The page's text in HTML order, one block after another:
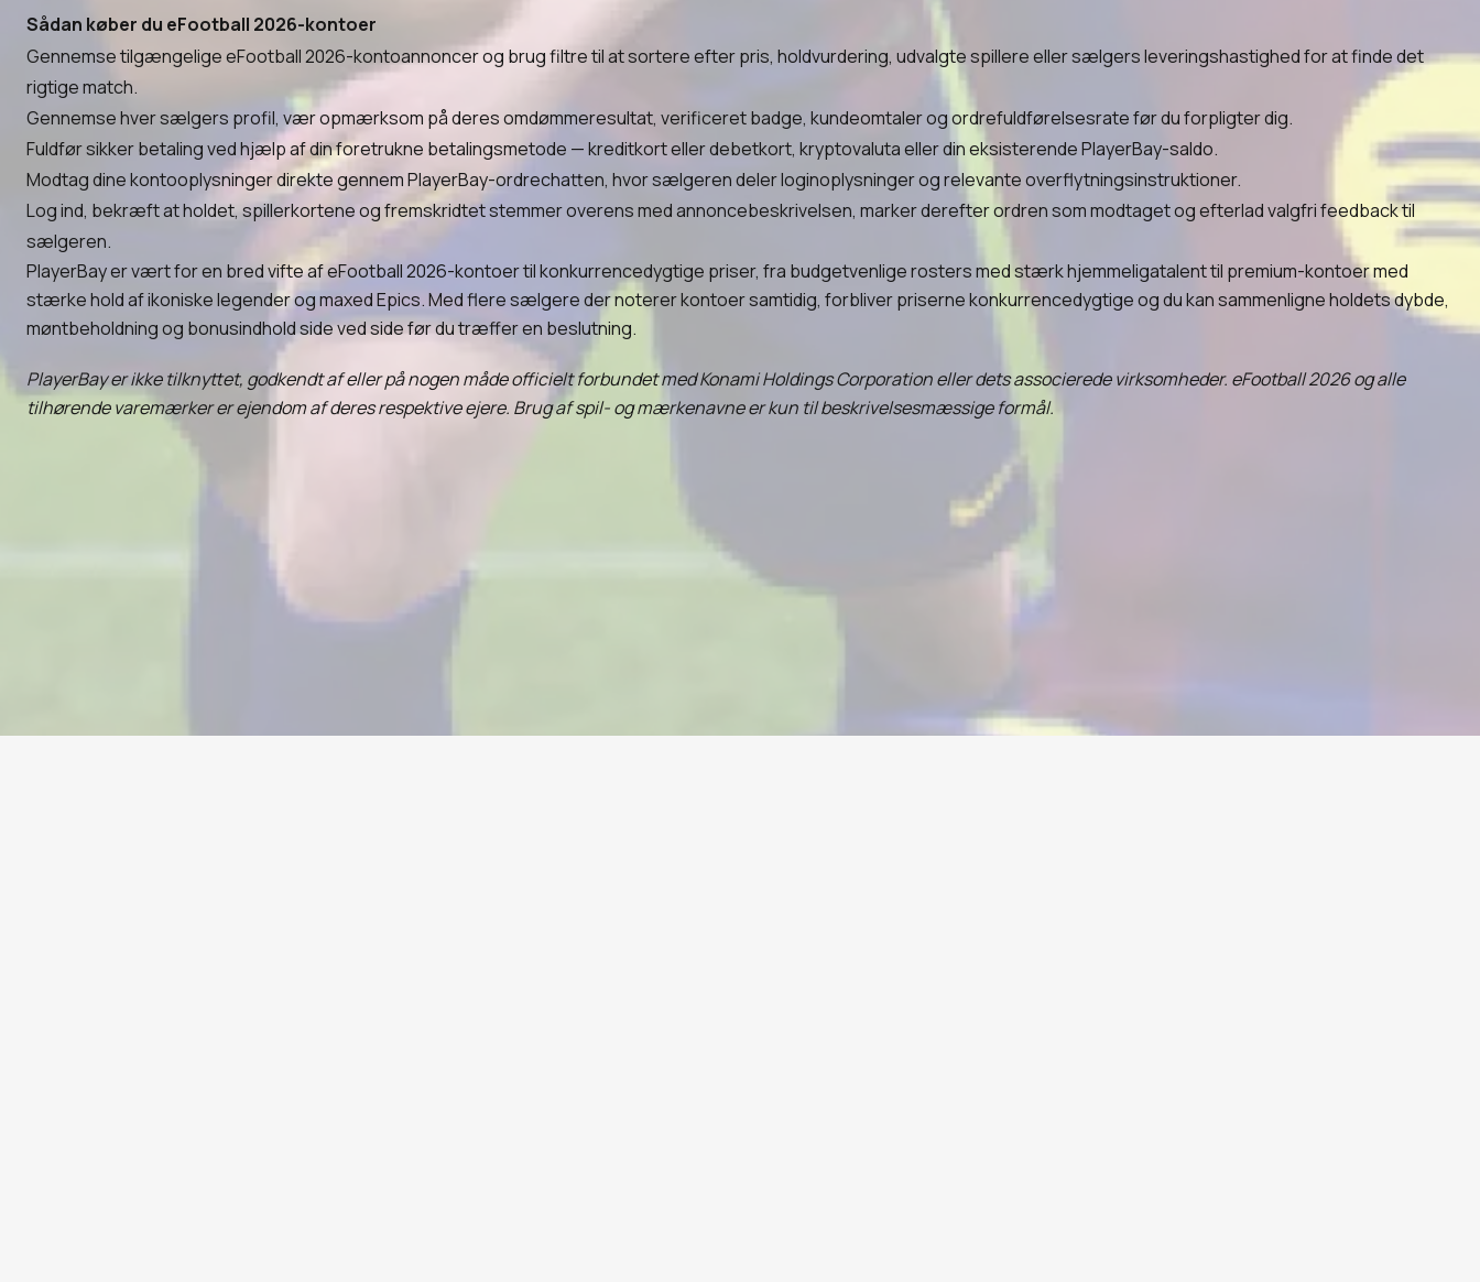
Sådan køber du eFootball 2026-kontoer
Gennemse tilgængelige eFootball 2026-kontoannoncer og brug filtre til at sortere efter pris, holdvurdering, udvalgte spillere eller sælgers leveringshastighed for at finde det
rigtige match.
Gennemse hver sælgers profil, vær opmærksom på deres omdømmeresultat, verificeret badge, kundeomtaler og ordrefuldførelsesrate før du forpligter dig.
Fuldfør sikker betaling ved hjælp af din foretrukne betalingsmetode — kreditkort eller debetkort, kryptovaluta eller din eksisterende PlayerBay-saldo.
Modtag dine kontooplysninger direkte gennem PlayerBay-ordrechatten, hvor sælgeren deler loginoplysninger og relevante overflytningsinstruktioner.
Log ind, bekræft at holdet, spillerkortene og fremskridtet stemmer overens med annoncebeskrivelsen, marker derefter ordren som modtaget og efterlad valgfri feedback til
sælgeren.
PlayerBay er vært for en bred vifte af eFootball 2026-kontoer til konkurrencedygtige priser, fra budgetvenlige rosters med stærk hjemmeligatalent til premium-kontoer med
stærke hold af ikoniske legender og maxed Epics. Med flere sælgere der noterer kontoer samtidig, forbliver priserne konkurrencedygtige og du kan sammenligne holdets dybde,
møntbeholdning og bonusindhold side ved side før du træffer en beslutning.
PlayerBay er ikke tilknyttet, godkendt af eller på nogen måde officielt forbundet med Konami Holdings Corporation eller dets associerede virksomheder. eFootball 2026 og alle
tilhørende varemærker er ejendom af deres respektive ejere. Brug af spil- og mærkenavne er kun til beskrivelsesmæssige formål.